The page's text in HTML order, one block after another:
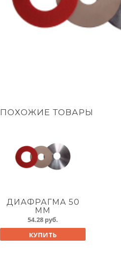
ПОХОЖИЕ ТОВАРЫ
ДИАФРАГМА 50
ММ
54.28 руб.
КУПИТЬ